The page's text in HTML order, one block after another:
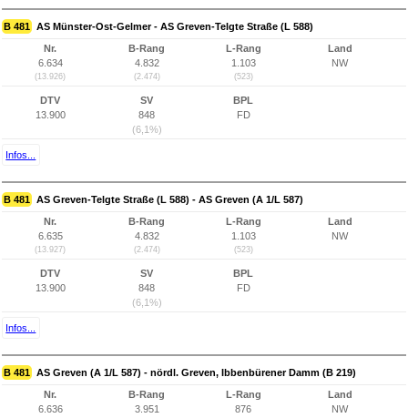
B 481 AS Münster-Ost-Gelmer - AS Greven-Telgte Straße (L 588)
Nr.
6.634
(13.926)
B-Rang
4.832
(2.474)
L-Rang
1.103
(523)
Land
NW
DTV
13.900
SV
848
(6,1%)
BPL
FD
Infos...
B 481 AS Greven-Telgte Straße (L 588) - AS Greven (A 1/L 587)
Nr.
6.635
(13.927)
B-Rang
4.832
(2.474)
L-Rang
1.103
(523)
Land
NW
DTV
13.900
SV
848
(6,1%)
BPL
FD
Infos...
B 481 AS Greven (A 1/L 587) - nördl. Greven, Ibbenbürener Damm (B 219)
Nr.
6.636
B-Rang
3.951
L-Rang
876
Land
NW